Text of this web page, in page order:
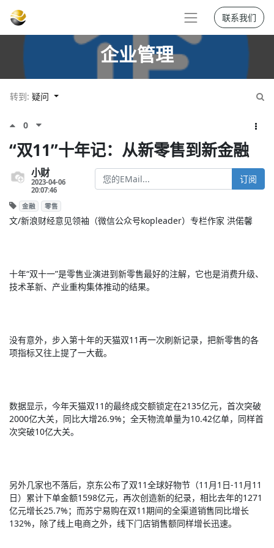
联系我们
企业管理
转到: 疑问
0
“双11”十年记：从新零售到新金融
小财
2023-04-06
20:07:46
订阅
金融 零售
文/新浪财经意见领袖（微信公众号kopleader）专栏作家 洪偌馨
十年“双十一”是零售业演进到新零售最好的注解，它也是消费升级、
技术革新、产业重构集体推动的结果。
没有意外，步入第十年的天猫双11再一次刷新记录，把新零售的各
项指标又往上提了一大截。
数据显示，今年天猫双11的最终成交额锁定在2135亿元，首次突破
2000亿大关，同比大增26.9%；全天物流单量为10.42亿单，同样首
次突破10亿大关。
另外几家也不落后，京东公布了双11全球好物节（11月1日-11月11
日）累计下单金额1598亿元，再次创造新的纪录，相比去年的1271
亿元增长25.7%；而苏宁易购在双11期间的全渠道销售同比增长
132%，除了线上电商之外，线下门店销售额同样增长迅速。